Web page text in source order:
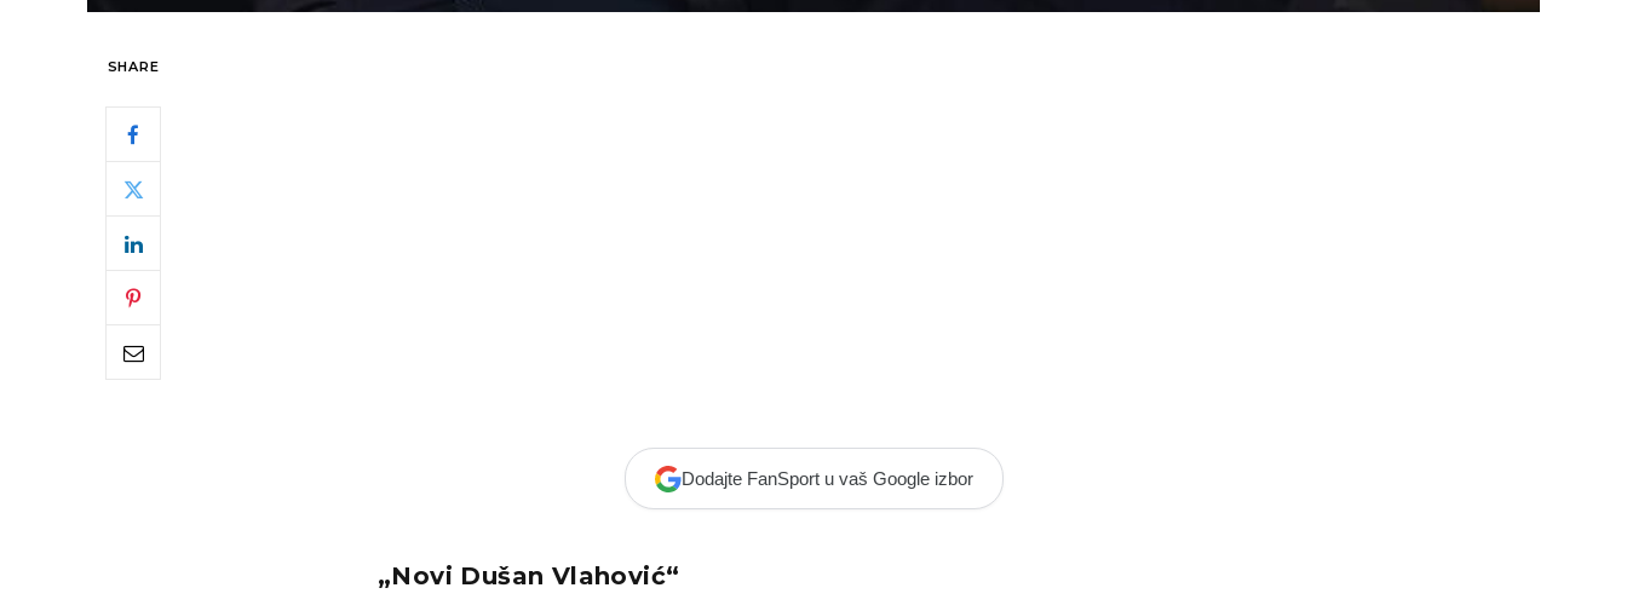
SHARE
Dodajte FanSport u vaš Google izbor
„Novi Dušan Vlahović“